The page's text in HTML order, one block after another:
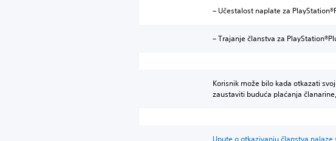
– Učestalost naplate za
– Trajanje članstva za
Korisnik može bilo kada otkazati
zaustaviti buduća plaćanja
Upute o otkazivanju članstva